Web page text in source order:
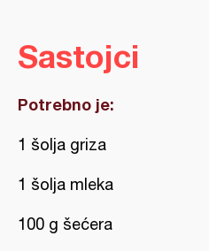
Sastojci
Potrebno je:
1 šolja griza
1 šolja mleka
100 g šećera